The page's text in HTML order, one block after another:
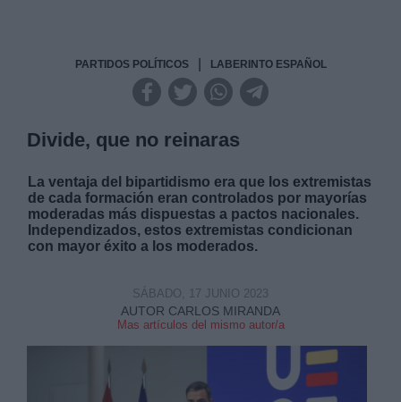
PARTIDOS POLÍTICOS LABERINTO ESPAÑOL
Divide, que no reinaras
La ventaja del bipartidismo era que los extremistas
de cada formación eran controlados por mayorías
moderadas más dispuestas a pactos nacionales.
Independizados, estos extremistas condicionan
con mayor éxito a los moderados.
AUTOR CARLOS MIRANDA
Mas artículos del mismo autor/a
SÁBADO, 17 JUNIO 2023